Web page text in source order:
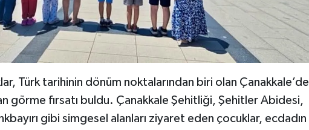
Türk tarihinin dönüm noktalarından biri olan Çanakkale’de
görme fırsatı buldu. Çanakkale Şehitliği, Şehitler Abidesi,
gibi simgesel alanları ziyaret eden çocuklar, ecdadın